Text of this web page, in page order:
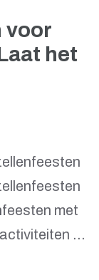
voor
het
met
…